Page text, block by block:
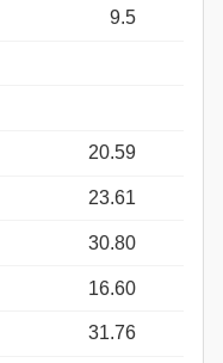
9.5
20.59
23.61
30.80
16.60
31.76